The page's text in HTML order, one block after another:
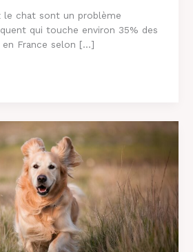
le chat sont un problème
qui touche environ 35% des
France selon […]